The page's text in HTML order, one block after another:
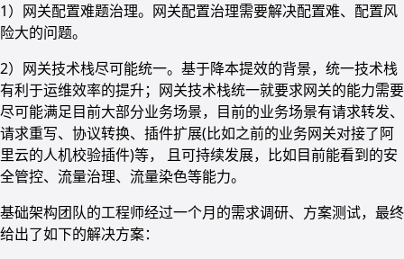
1）网关配置难题治理。网关配置治理需要解决配置难、配置风
险大的问题。
2）网关技术栈尽可能统一。基于降本提效的背景，统一技术栈
有利于运维效率的提升；网关技术栈统一就要求网关的能力需要
尽可能满足目前大部分业务场景，目前的业务场景有请求转发、
请求重写、协议转换、插件扩展(比如之前的业务网关对接了阿
里云的人机校验插件)等， 且可持续发展，比如目前能看到的安
全管控、流量治理、流量染色等能力。
基础架构团队的工程师经过一个月的需求调研、方案测试，最终
给出了如下的解决方案：